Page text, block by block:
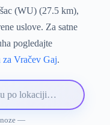
(WU) (27.5 km),
uslove. Za satne
pogledajte
za Vračev Gaj.
—